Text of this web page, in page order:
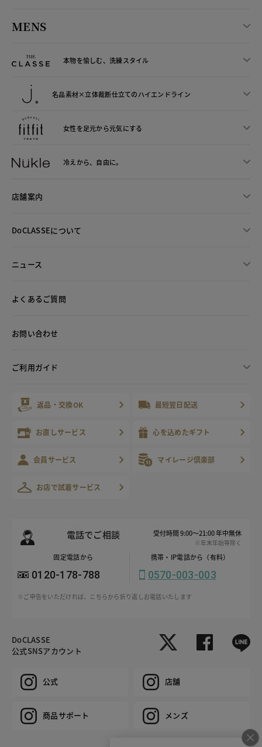
MENS
本物を愉しむ、洗練スタイル
名品素材×立体裁断仕立てのハイエンドライン
女性を足元から元気にする
冷えから、 自由に。
店舗案内
DoCLASSEについて
ニュース
よくあるご質問
お問い合わせ
ご利用ガイド
返品・交換OK 最短翌日配送
お直しサービス 心を込めたギフト
会員サービス マイレージ倶楽部
お店で試着サービス
電話でご相談 受付時間 9:00～21:00 年中無休
※年末年始等除く
固定電話から
0120-178-788
携帯・IP電話から（有料）
0570-003-003
※ご申告をいただければ、こちらから折り返しお電話いたします
DoCLASSE
公式SNSアカウント
公式 店舗
商品サポート メンズ